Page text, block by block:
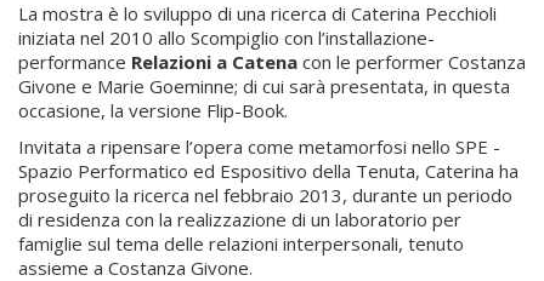
La mostra è lo sviluppo di una ricerca di Caterina Pecchioli
iniziata nel 2010 allo Scompiglio con l’installazione-
performance Relazioni a Catena con le performer Costanza
Givone e Marie Goeminne; di cui sarà presentata, in questa
occasione, la versione Flip-Book.
Invitata a ripensare l’opera come metamorfosi nello SPE -
Spazio Performatico ed Espositivo della Tenuta, Caterina ha
proseguito la ricerca nel febbraio 2013, durante un periodo
di residenza con la realizzazione di un laboratorio per
famiglie sul tema delle relazioni interpersonali, tenuto
assieme a Costanza Givone.